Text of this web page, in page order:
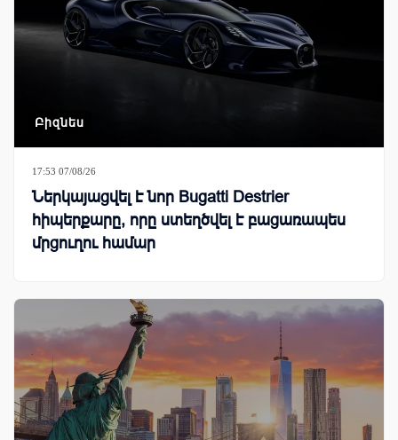
Բիզնես
17:53 07/08/26
Ներկայացվել է նոր Bugatti Destrier
հիպերքարը, որը ստեղծվել է բացառապես
մրցուղու համար